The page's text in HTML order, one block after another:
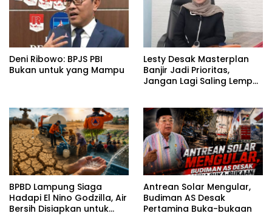
Deni Ribowo: BPJS PBI
Bukan untuk yang Mampu
Lesty Desak Masterplan
Banjir Jadi Prioritas,
Jangan Lagi Saling Lempar
BPBD Lampung Siaga
Hadapi El Nino Godzilla, Air
Bersih Disiapkan untuk
Antrean Solar Mengular,
Budiman AS Desak
Pertamina Buka-bukaan